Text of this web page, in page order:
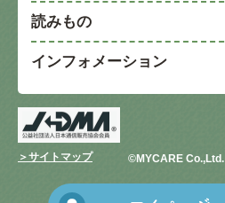
読みもの
インフォメーション
＞サイトマップ ©︎MYCARE Co.,Ltd.